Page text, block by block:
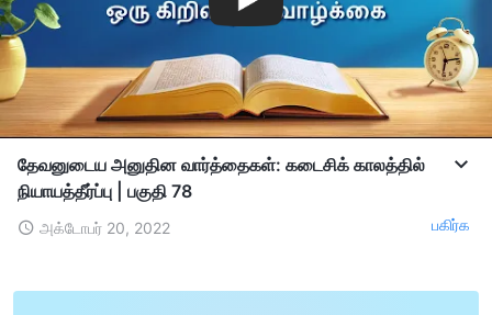
தேவனுடைய அனுதின வார்த்தைகள்: கடைசிக் காலத்தில்
நியாயத்தீர்ப்பு | பகுதி 78
அக்டோபர் 20, 2022 பகிர்க